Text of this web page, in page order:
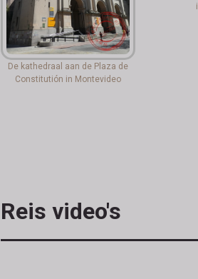
De kathedraal aan de Plaza de
Constitutión in Montevideo
Reis video's